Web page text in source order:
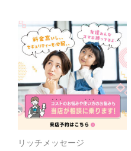
リッチメッセージ